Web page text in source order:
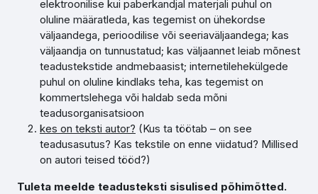
elektroonilise kui paberkandjal materjali puhul on
oluline määratleda, kas tegemist on ühekordse
väljaandega, perioodilise või seeriaväljaandega; kas
väljaandja on tunnustatud; kas väljaannet leiab mõnest
teadustekstide andmebaasist; internetilehekülgede
puhul on oluline kindlaks teha, kas tegemist on
kommertslehega või haldab seda mõni
teadusorganisatsioon
kes on teksti autor? (Kus ta töötab – on see
teadusasutus? Kas tekstile on enne viidatud? Millised
on autori teised tööd?)
Tuleta meelde teadusteksti sisulised põhimõtted.